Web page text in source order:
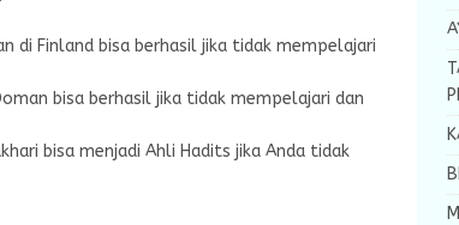
di Finland bisa berhasil jika tidak mempelajari
bisa berhasil jika tidak mempelajari dan
bisa menjadi Ahli Hadits jika Anda tidak